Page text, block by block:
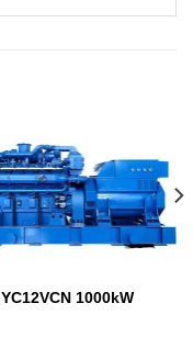
YC12VCN 1000kW